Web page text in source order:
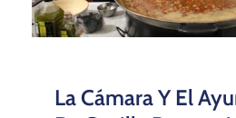
La Cámara Y El